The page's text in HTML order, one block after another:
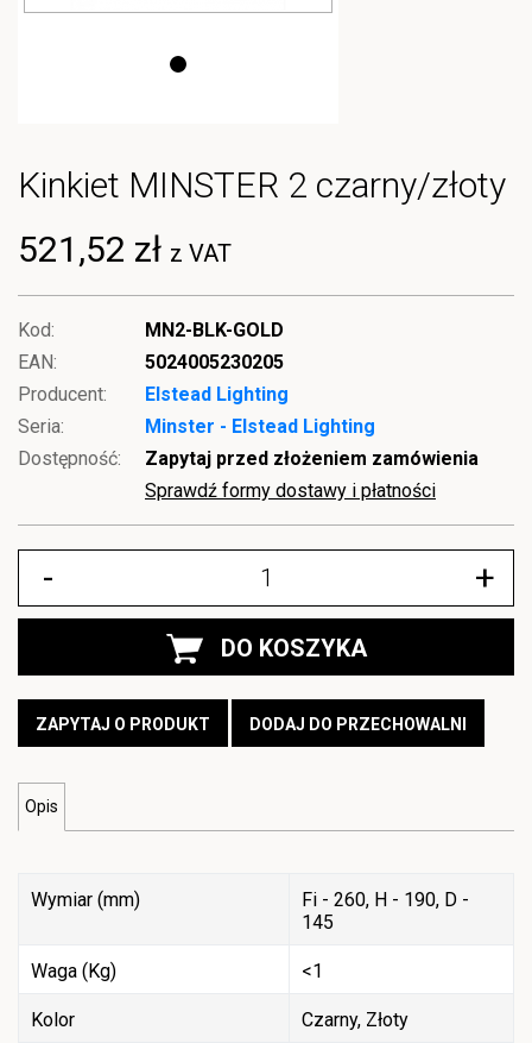
Kinkiet MINSTER 2 czarny/złoty
521,52 zł z VAT
Kod:
MN2-BLK-GOLD
EAN:
5024005230205
Producent:
Elstead Lighting
Seria:
Minster - Elstead Lighting
Dostępność:
Zapytaj przed złożeniem zamówienia
Sprawdź formy dostawy i płatności
- +
DO KOSZYKA
ZAPYTAJ O PRODUKT DODAJ DO PRZECHOWALNI
Opis
Wymiar (mm)
Fi - 260, H - 190, D -
145
Waga (Kg) <1
Kolor Czarny, Złoty